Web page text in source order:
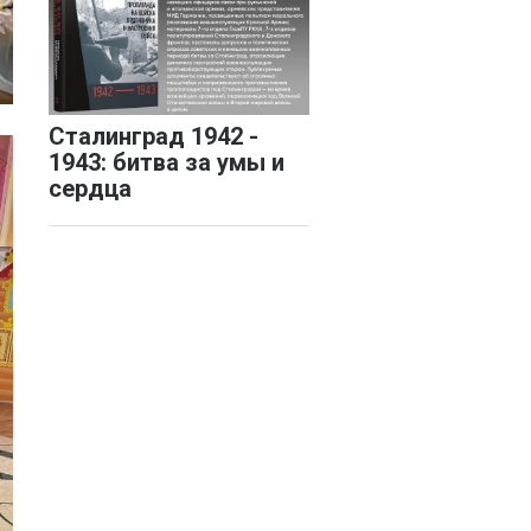
Сталинград 1942 -
1943: битва за умы и
сердца